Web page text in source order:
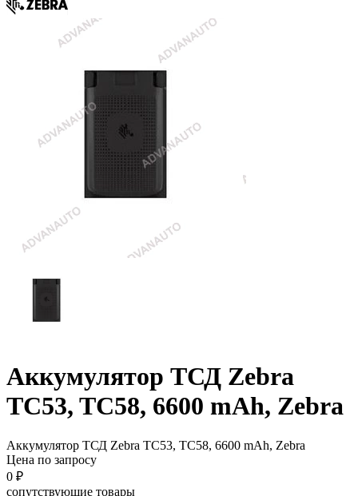
Аккумулятор ТСД Zebra
TC53, TC58, 6600 mAh, Zebra
Аккумулятор ТСД Zebra TC53, TC58, 6600 mAh, Zebra
Цена по запросу
0 ₽
сопутствующие товары